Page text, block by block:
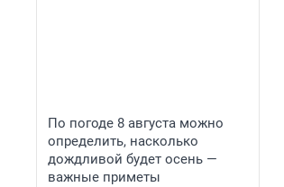
По погоде 8 августа можно
определить, насколько
дождливой будет осень —
важные приметы